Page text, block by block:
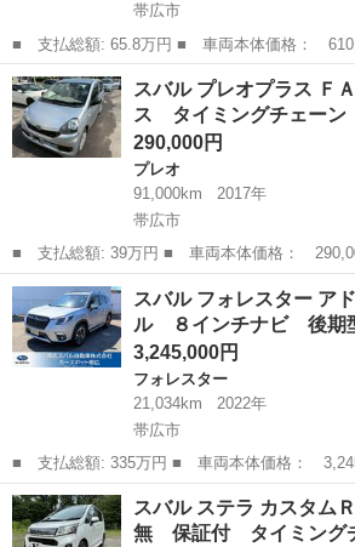
帯広市
■ 支払総額: 65.8万円 ■ 車両本体価格： 610,000 円 ■ メーカー
名： スバル ■ 車種名： ステラ ■ グレー
Ｓ ４ＷＤ 事故歴無 保証付 タイミングチ
ナビ フルセグ...
北海道 帯広市 ステラ
スバル プレオプラス
ス タイミングチェーン
290,000円
プレオ
91,000km
2017年
帯広市
■ 支払総額: 39万円 ■ 車両本体価格： 290,000 円 ■ メーカー
名： スバル ■ 車種名： プレオプラス ■
４ＷＤ キーレス タイミングチェーン ■
ア枚数...
北海道 帯広市
スバル フォレスター ア
ル ８インチナビ 後
3,245,000円
フォレスター
21,034km
2022年
帯広市
■ 支払総額: 335万円 ■ 車両本体価格： 3,245,000 円 ■ メーカー
名： スバル ■ 車種名： フォレスター ■ グ
ンス ルーフレール ８インチナビ 後期型 Ｄ
チビルトイ...
北海道 帯広市
スバル ステラ カスタ
無 保証付 タイミン